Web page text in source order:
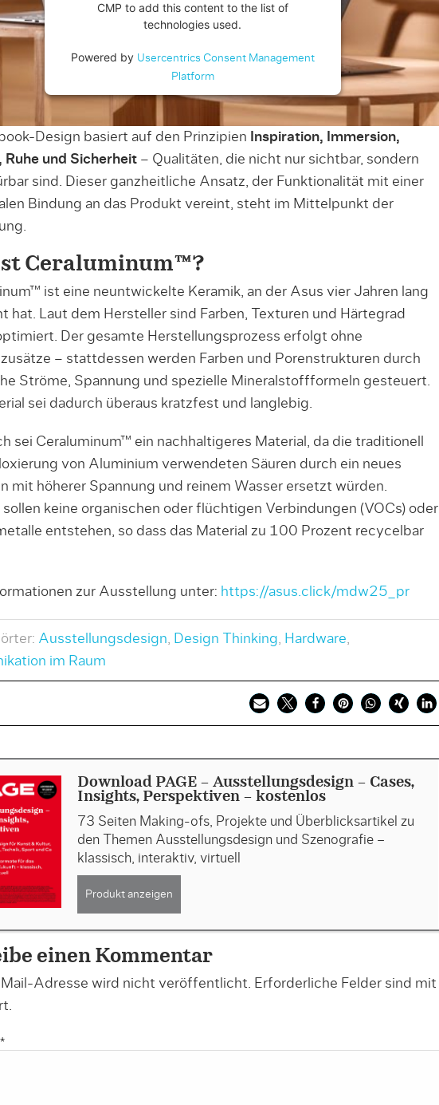
CMP to add this content to the list of
technologies used.
Powered by Usercentrics Consent Management
Platform
Design basiert auf den Prinzipien
Inspiration, Immersion,
Ruhe und Sicherheit– Qualitäten, die nicht nur sichtbar, sondern
sind. Dieser ganzheitliche Ansatz, der Funktionalität mit einer
Bindung an das Produkt vereint, steht im Mittelpunkt der
Ceraluminum™?
ist eine neuntwickelte Keramik, an der Asus vier Jahren lang
hat. Laut dem Hersteller sind Farben, Texturen und Härtegrad
Der gesamte Herstellungsprozess erfolgt ohne
– stattdessen werden Farben und Porenstrukturen durch
Ströme, Spannung und spezielle Mineralstoffformeln gesteuert.
sei dadurch überaus kratzfest und langlebig.
sei Ceraluminum™ ein nachhaltigeres Material, da die traditionell
von Aluminium verwendeten Säuren durch ein neues
mit höherer Spannung und reinem Wasser ersetzt würden.
sollen keine organischen oder flüchtigen Verbindungen (VOCs) oder
entstehen, so dass das Material zu 100 Prozent recycelbar
zur Ausstellung unter: https://asus.click/mdw25_pr
Ausstellungsdesign, Design Thinking, Hardware,
im Raum
Download PAGE - Ausstellungsdesign - Cases,
Insights, Perspektiven - kostenlos
73 Seiten Making-ofs, Projekte und Überblicksartikel zu
den Themen Ausstellungsdesign und Szenografie –
klassisch, interaktiv, virtuell
Produkt anzeigen
einen Kommentar
Mail-Adresse wird nicht veröffentlicht. Erforderliche Felder sind mit
*